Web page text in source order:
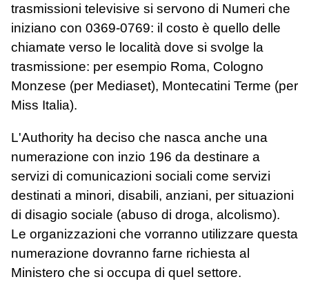
trasmissioni televisive si servono di Numeri che
iniziano con 0369-0769: il costo è quello delle
chiamate verso le località dove si svolge la
trasmissione: per esempio Roma, Cologno
Monzese (per Mediaset), Montecatini Terme (per
Miss Italia).
L'Authority ha deciso che nasca anche una
numerazione con inzio 196 da destinare a
servizi di comunicazioni sociali come servizi
destinati a minori, disabili, anziani, per situazioni
di disagio sociale (abuso di droga, alcolismo).
Le organizzazioni che vorranno utilizzare questa
numerazione dovranno farne richiesta al
Ministero che si occupa di quel settore.